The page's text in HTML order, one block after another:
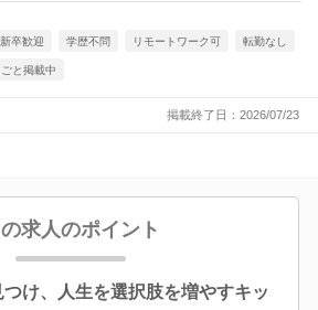
卒歓迎 学歴不問 リモートワーク可 転勤なし
と掲載中
掲載終了日：2026/07/23
求人のポイント
け、人生を選択肢を増やすキッ